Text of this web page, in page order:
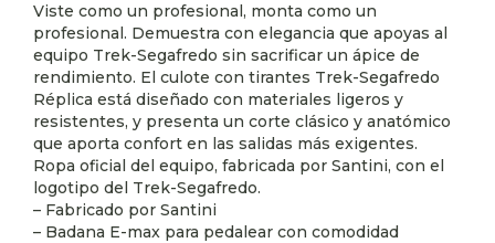
Viste como un profesional, monta como un
profesional. Demuestra con elegancia que apoyas al
equipo Trek-Segafredo sin sacrificar un ápice de
rendimiento. El culote con tirantes Trek-Segafredo
Réplica está diseñado con materiales ligeros y
resistentes, y presenta un corte clásico y anatómico
que aporta confort en las salidas más exigentes.
Ropa oficial del equipo, fabricada por Santini, con el
logotipo del Trek-Segafredo.
– Fabricado por Santini
– Badana E-max para pedalear con comodidad